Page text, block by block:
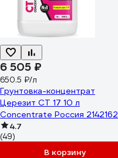
6 505 ₽
650.5 ₽/л
Грунтовка-концентрат
Церезит CT 17 10 л
Concentrate Россия 2142162
4.7
(49)
В корзину